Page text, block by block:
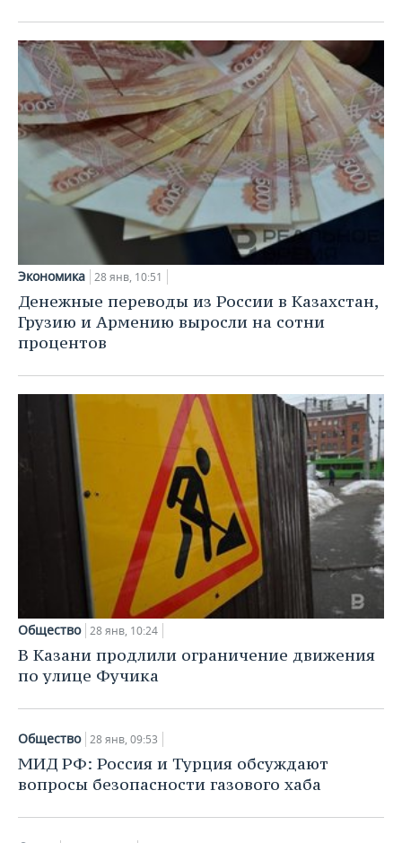
Экономика 28 янв, 10:51
Денежные переводы из России в Казахстан,
Грузию и Армению выросли на сотни
процентов
Общество 28 янв, 10:24
В Казани продлили ограничение движения
по улице Фучика
Общество 28 янв, 09:53
МИД РФ: Россия и Турция обсуждают
вопросы безопасности газового хаба